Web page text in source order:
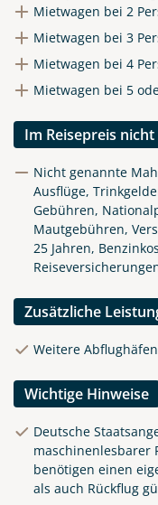
Mietwagen bei 2
Mietwagen bei 3
Mietwagen bei 4
Mietwagen bei 5
Im Reisepreis
Nicht genannte
Ausflüge,
Gebühren,
Mautgebühren,
25 Jahren,
Zusätzliche
Weitere
Wichtige Hinweise
Deutsche
maschinenlesbarer
benötigen einen
als auch Rückflug